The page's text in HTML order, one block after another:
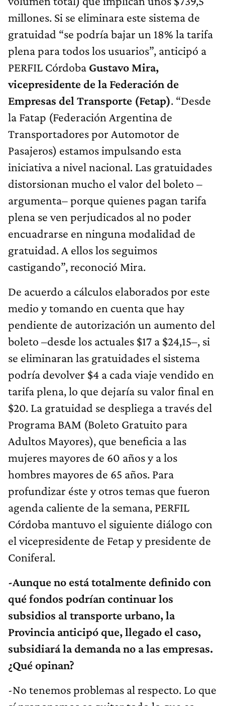
millones. Si se eliminara este sistema de
gratuidad “se podría bajar un 18% la tarifa
plena para todos los usuarios”, anticipó a
PERFIL Córdoba Gustavo Mira,
vicepresidente de la Federación de
Empresas del Transporte (Fetap). “Desde
la Fatap (Federación Argentina de
Transportadores por Automotor de
Pasajeros) estamos impulsando esta
iniciativa a nivel nacional. Las gratuidades
distorsionan mucho el valor del boleto –
argumenta– porque quienes pagan tarifa
plena se ven perjudicados al no poder
encuadrarse en ninguna modalidad de
gratuidad. A ellos los seguimos
castigando”, reconoció Mira.
De acuerdo a cálculos elaborados por este
medio y tomando en cuenta que hay
pendiente de autorización un aumento del
boleto –desde los actuales $17 a $24,15–, si
se eliminaran las gratuidades el sistema
podría devolver $4 a cada viaje vendido en
tarifa plena, lo que dejaría su valor final en
$20. La gratuidad se despliega a través del
Programa BAM (Boleto Gratuito para
Adultos Mayores), que beneficia a las
mujeres mayores de 60 años y a los
hombres mayores de 65 años. Para
profundizar éste y otros temas que fueron
agenda caliente de la semana, PERFIL
Córdoba mantuvo el siguiente diálogo con
el vicepresidente de Fetap y presidente de
Coniferal.
-Aunque no está totalmente definido con
qué fondos podrían continuar los
subsidios al transporte urbano, la
Provincia anticipó que, llegado el caso,
subsidiará la demanda no a las empresas.
¿Qué opinan?
-No tenemos problemas al respecto. Lo que